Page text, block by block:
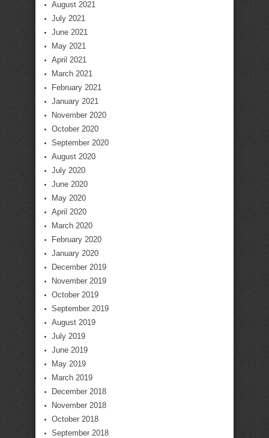
August 2021
July 2021
June 2021
May 2021
April 2021
March 2021
February 2021
January 2021
November 2020
October 2020
September 2020
August 2020
July 2020
June 2020
May 2020
April 2020
March 2020
February 2020
January 2020
December 2019
November 2019
October 2019
September 2019
August 2019
July 2019
June 2019
May 2019
March 2019
December 2018
November 2018
October 2018
September 2018